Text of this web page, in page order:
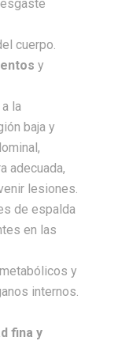
cuerpo.
y
la
baja y
adecuada,
lesiones.
de espalda
en las
y
internos.
fina y